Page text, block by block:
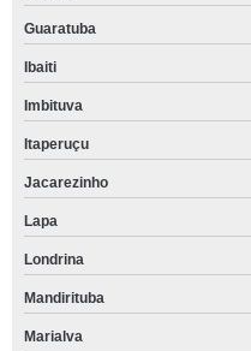
Guaratuba
Ibaiti
Imbituva
Itaperuçu
Jacarezinho
Lapa
Londrina
Mandirituba
Marialva